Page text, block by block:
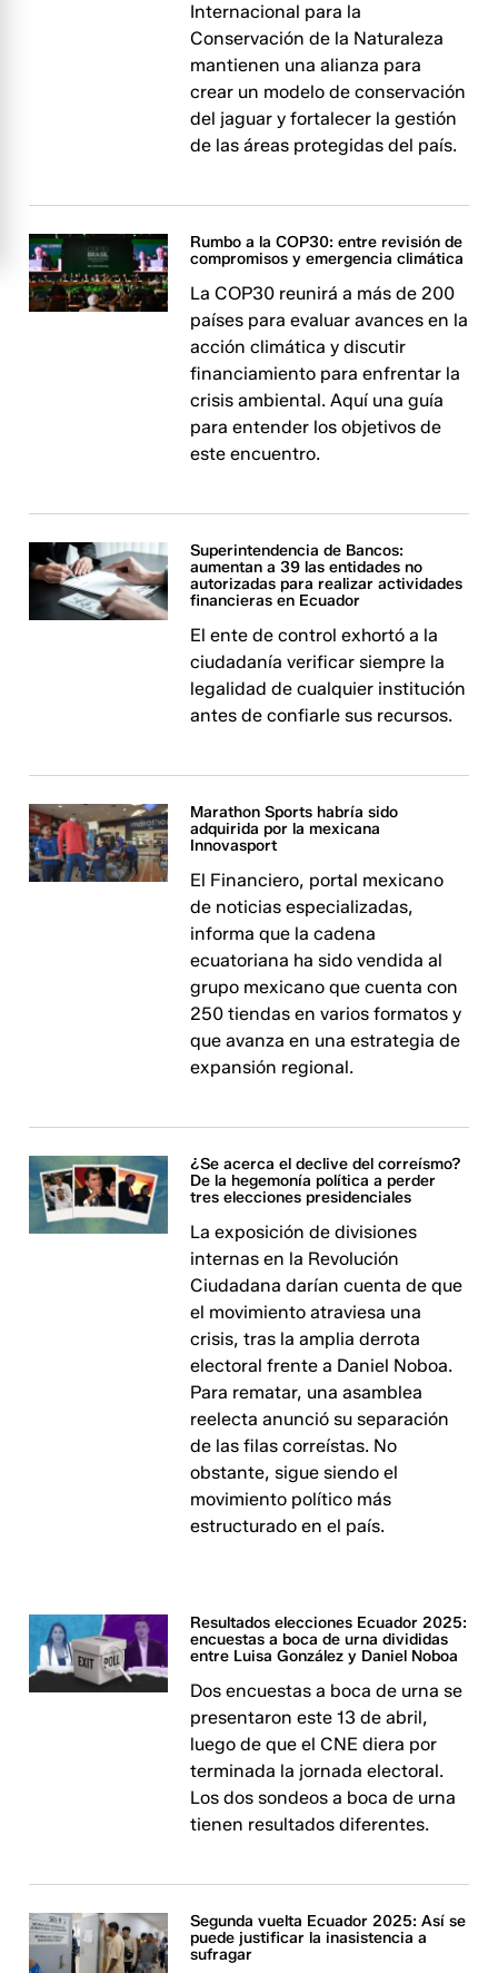
Internacional para la
Conservación de la Naturaleza
mantienen una alianza para
crear un modelo de conservación
del jaguar y fortalecer la gestión
de las áreas protegidas del país.
Rumbo a la COP30: entre revisión de
compromisos y emergencia climática
La COP30 reunirá a más de 200
países para evaluar avances en la
acción climática y discutir
financiamiento para enfrentar la
crisis ambiental. Aquí una guía
para entender los objetivos de
este encuentro.
Superintendencia de Bancos:
aumentan a 39 las entidades no
autorizadas para realizar actividades
financieras en Ecuador
El ente de control exhortó a la
ciudadanía verificar siempre la
legalidad de cualquier institución
antes de confiarle sus recursos.
Marathon Sports habría sido
adquirida por la mexicana
Innovasport
El Financiero, portal mexicano
de noticias especializadas,
informa que la cadena
ecuatoriana ha sido vendida al
grupo mexicano que cuenta con
250 tiendas en varios formatos y
que avanza en una estrategia de
expansión regional.
¿Se acerca el declive del correísmo?
De la hegemonía política a perder
tres elecciones presidenciales
La exposición de divisiones
internas en la Revolución
Ciudadana darían cuenta de que
el movimiento atraviesa una
crisis, tras la amplia derrota
electoral frente a Daniel Noboa.
Para rematar, una asamblea
reelecta anunció su separación
de las filas correístas. No
obstante, sigue siendo el
movimiento político más
estructurado en el país.
Resultados elecciones Ecuador 2025:
encuestas a boca de urna divididas
entre Luisa González y Daniel Noboa
Dos encuestas a boca de urna se
presentaron este 13 de abril,
luego de que el CNE diera por
terminada la jornada electoral.
Los dos sondeos a boca de urna
tienen resultados diferentes.
Segunda vuelta Ecuador 2025: Así se
puede justificar la inasistencia a
sufragar